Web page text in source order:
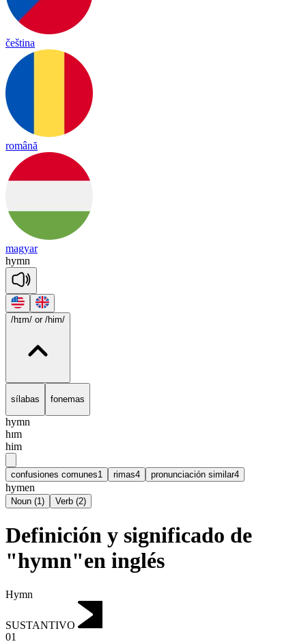
čeština
română
magyar
hymn
/hɪm/ or /him/
sílabas fonemas
hymn
hɪm
him
confusiones comunes1 rimas4 pronunciación similar4
hymen
Noun (1) Verb (2)
Definición y significado de
"hymn"en inglés
Hymn
SUSTANTIVO
01